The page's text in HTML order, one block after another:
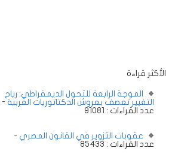
الأكثر قراءة
الموجة الرابعة للتحول الديمقراطي: رياح
التغيير تعصف بعروش الدكتاتوريات العربية -
عدد القراءات : 91081
عقوبات التزوير في القانون المصري -
عدد القراءات : 85433